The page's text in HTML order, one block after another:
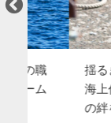
揺るぎない
海上作業を
の絆を築き